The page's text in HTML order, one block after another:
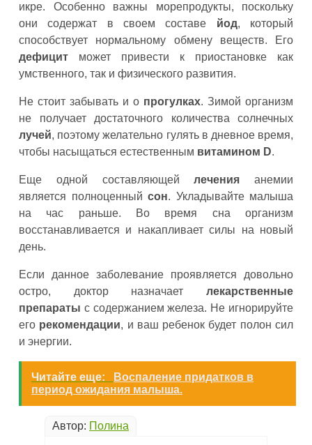
икре. Особенно важны морепродукты, поскольку
они содержат в своем составе йод, который
способствует нормальному обмену веществ. Его
дефицит может привести к приостановке как
умственного, так и физического развития.
Не стоит забывать и о прогулках. Зимой организм
не получает достаточного количества солнечных
лучей, поэтому желательно гулять в дневное время,
чтобы насыщаться естественным витамином D.
Еще одной составляющейлечения анемии
является полноценный сон. Укладывайте малыша
на час раньше. Во время сна организм
восстанавливается и накапливает силы на новый
день.
Если данное заболевание проявляется довольно
остро, доктор назначает лекарственные
препараты с содержанием железа. Не игнорируйте
его рекомендации, и ваш ребенок будет полон сил
и энергии.
Читайте еще:
Воспаление придатков в
период ожидания малыша.
Автор: Полина